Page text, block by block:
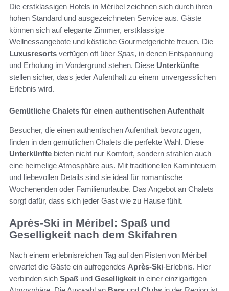
Die erstklassigen Hotels in Méribel zeichnen sich durch ihren
hohen Standard und ausgezeichneten Service aus. Gäste
können sich auf elegante Zimmer, erstklassige
Wellnessangebote und köstliche Gourmetgerichte freuen. Die
Luxusresorts verfügen oft über Spas, in denen Entspannung
und Erholung im Vordergrund stehen. Diese Unterkünfte
stellen sicher, dass jeder Aufenthalt zu einem unvergesslichen
Erlebnis wird.
Gemütliche Chalets für einen authentischen Aufenthalt
Besucher, die einen authentischen Aufenthalt bevorzugen,
finden in den gemütlichen Chalets die perfekte Wahl. Diese
Unterkünfte bieten nicht nur Komfort, sondern strahlen auch
eine heimelige Atmosphäre aus. Mit traditionellen Kaminfeuern
und liebevollen Details sind sie ideal für romantische
Wochenenden oder Familienurlaube. Das Angebot an Chalets
sorgt dafür, dass sich jeder Gast wie zu Hause fühlt.
Après-Ski in Méribel: Spaß und
Geselligkeit nach dem Skifahren
Nach einem erlebnisreichen Tag auf den Pisten von Méribel
erwartet die Gäste ein aufregendes Après-Ski-Erlebnis. Hier
verbinden sich Spaß und Geselligkeit in einer einzigartigen